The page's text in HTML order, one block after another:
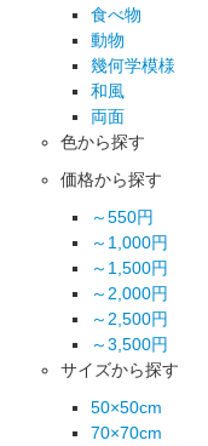
食べ物
動物
幾何学模様
和風
両面
色から探す
価格から探す
～550円
～1,000円
～1,500円
～2,000円
～2,500円
～3,500円
サイズから探す
50×50cm
70×70cm